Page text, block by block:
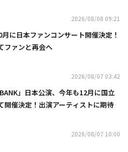
2026/08/08 09:21
月に日本ファンコンサート開催決定！
ファンと再会へ
2026/08/07 03:42
BANK」日本公演、今年も12月に国立
開催決定！出演アーティストに期待
2026/08/07 10:00